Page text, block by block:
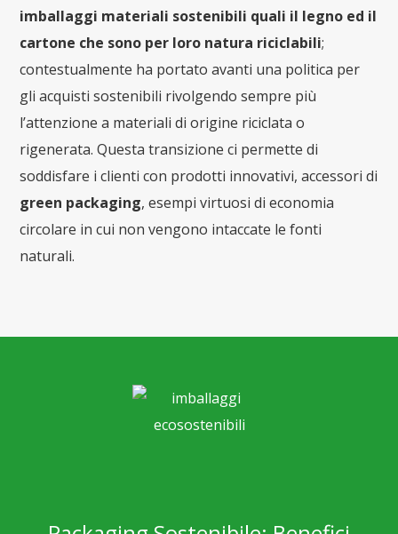
imballaggi materiali sostenibili quali il legno ed il
cartone che sono per loro natura riciclabili;
contestualmente ha portato avanti una politica per
gli acquisti sostenibili rivolgendo sempre più
l’attenzione a materiali di origine riciclata o
rigenerata. Questa transizione ci permette di
soddisfare i clienti con prodotti innovativi, accessori di
green packaging, esempi virtuosi di economia
circolare in cui non vengono intaccate le fonti
naturali.